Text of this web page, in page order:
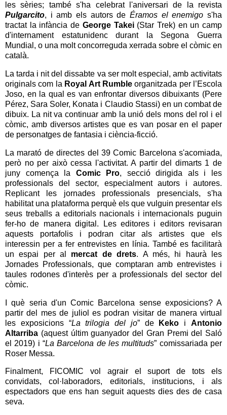
les sèries; també s'ha celebrat l'aniversari de la revista
Pulgarcito, i amb els autors de Éramos el enemigo s'ha
tractat la infància de George Takei(Star Trek) en un camp
d'internament estatunidenc durant la Segona Guerra
Mundial, o una molt concorreguda xerrada sobre el còmic en
català.
La tarda i nit del dissabte va ser molt especial, amb activitats
originals com la Royal Art Rumbleorganitzada per l’Escola
Joso, en la qual es van enfrontar diversos dibuixants (Pere
Pérez, Sara Soler, Konata i Claudio Stassi) en un combat de
dibuix. La nit va continuar amb la unió dels mons del rol i el
còmic, amb diversos artistes que es van posar en el paper
de personatges de fantasia i ciència-ficció.
La marató de directes del 39 Comic Barcelona s'acomiada,
però no per això cessa l'activitat. A partir del dimarts 1 de
juny comença la Comic Pro, secció dirigida als i les
professionals del sector, especialment autors i autores.
Replicant les jornades professionals presencials, s'ha
habilitat una plataforma perquè els que vulguin presentar els
seus treballs a editorials nacionals i internacionals puguin
fer-ho de manera digital. Les editores i editors revisaran
aquests portafolis i podran citar als artistes que els
interessin per a fer entrevistes en línia. També es facilitarà
un espai per al mercat de drets. A més, hi haurà les
Jornades Professionals, que comptaran amb entrevistes i
taules rodones d'interès per a professionals del sector del
còmic.
I què seria d'un Comic Barcelona sense exposicions? A
partir del mes de juliol es podran visitar de manera virtual
les exposicions “La trilogia del jo” de Keko iAntonio
Altarriba (aquest últim guanyador del Gran Premi del Saló
el 2019) i “La Barcelona de les multituds” comissariada per
Roser Messa.
Finalment, FICOMIC vol agrair el suport de tots els
convidats, col·laboradors, editorials, institucions, i als
espectadors que ens han seguit aquests dies des de casa
seva.